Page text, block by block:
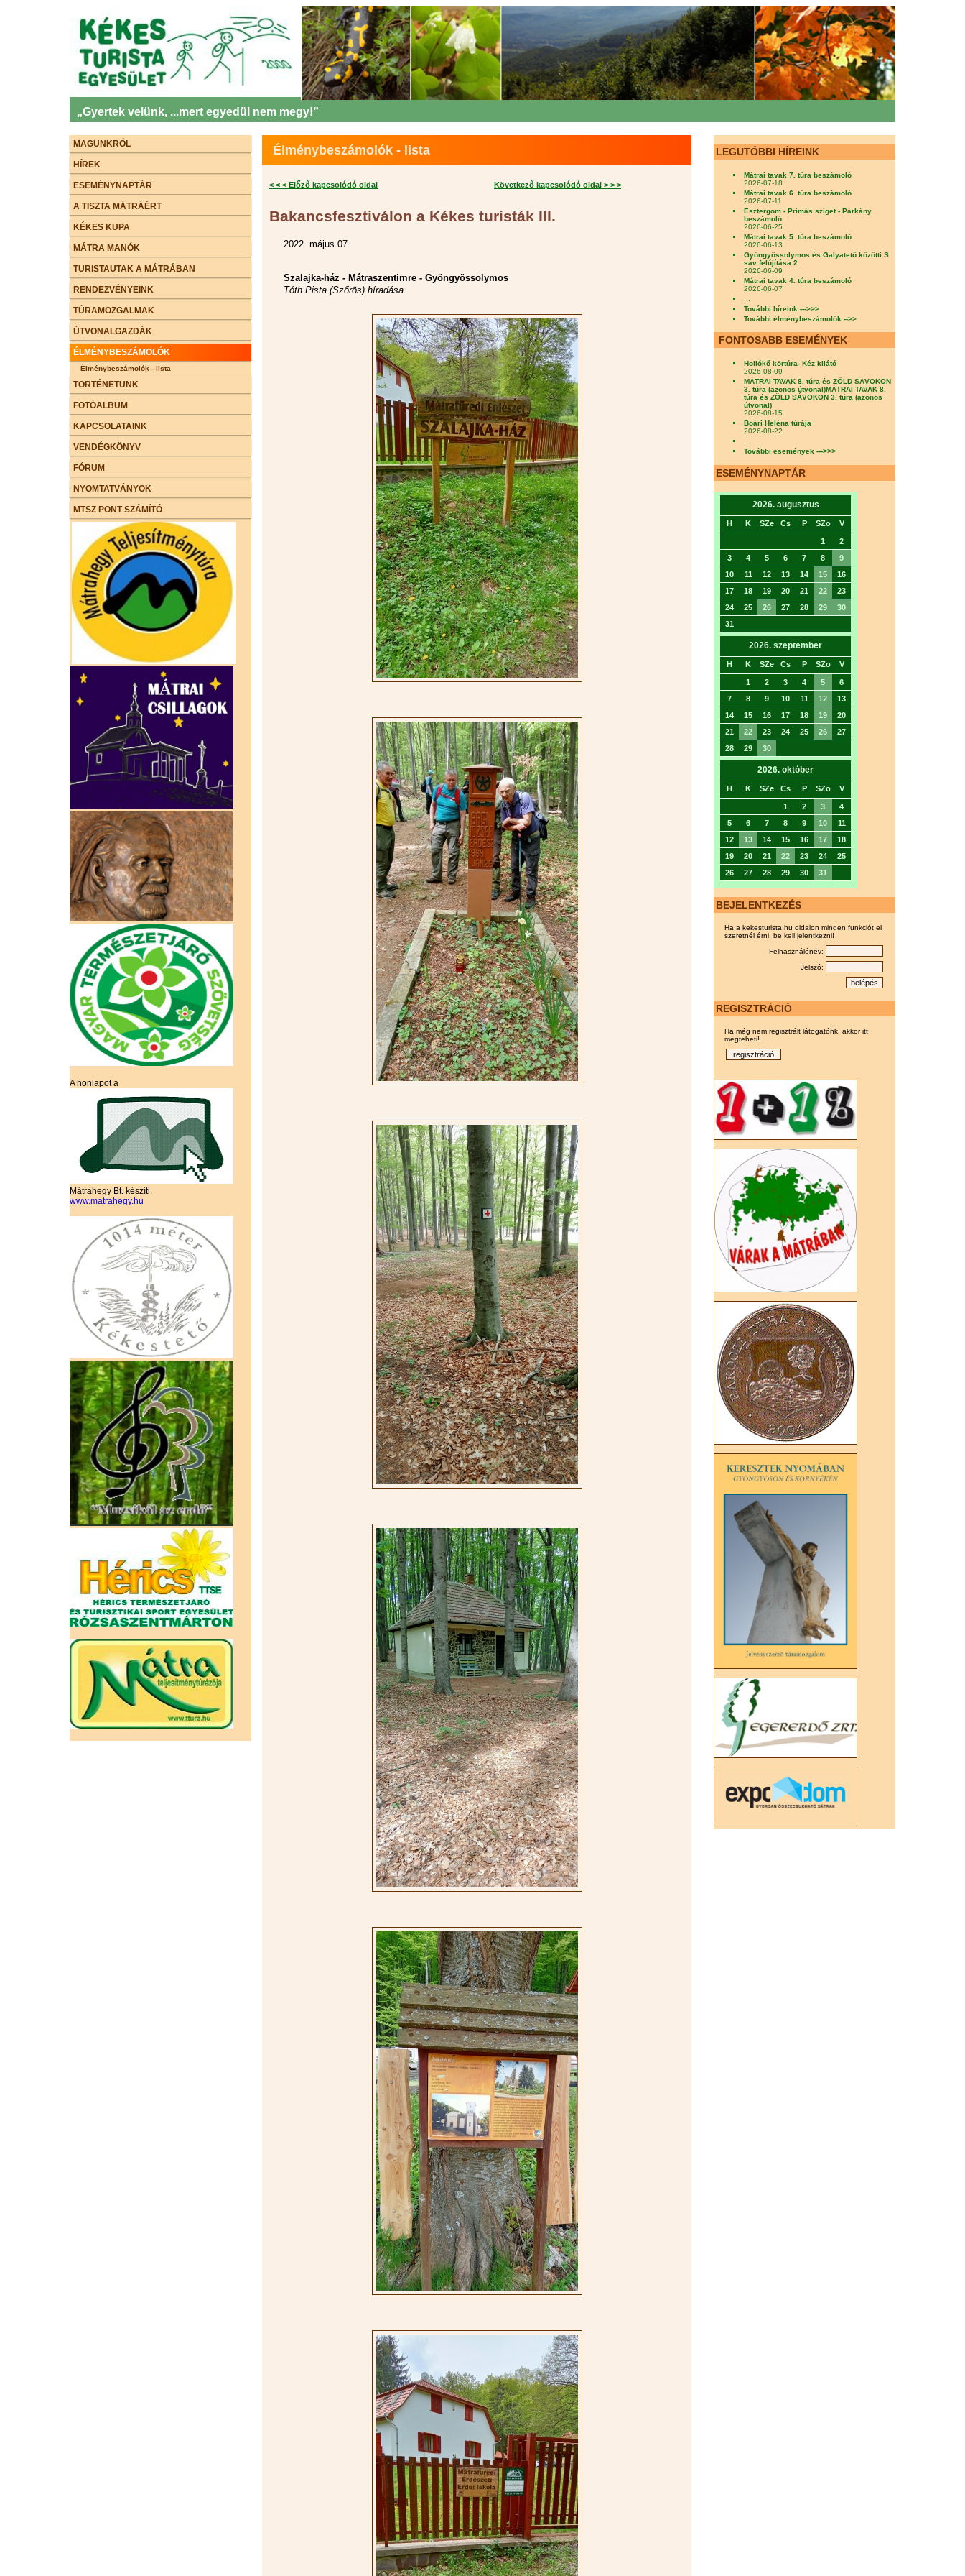
„Gyertek velünk, ...mert egyedül nem megy!”
MAGUNKRÓL
HÍREK
ESEMÉNYNAPTÁR
A TISZTA MÁTRÁÉRT
KÉKES KUPA
MÁTRA MANÓK
TURISTAUTAK A MÁTRÁBAN
RENDEZVÉNYEINK
TÚRAMOZGALMAK
ÚTVONALGAZDÁK
ÉLMÉNYBESZÁMOLÓK
Élménybeszámolók - lista
TÖRTÉNETÜNK
FOTÓALBUM
KAPCSOLATAINK
VENDÉGKÖNYV
FÓRUM
NYOMTATVÁNYOK
MTSZ PONT SZÁMÍTÓ
A honlapot a
Mátrahegy Bt. készíti.
www.matrahegy.hu
Élménybeszámolók - lista
< < < Előző kapcsolódó oldal Következő kapcsolódó oldal > > >
Bakancsfesztiválon a Kékes turisták III.
2022. május 07.
Szalajka-ház - Mátraszentimre - Gyöngyössolymos
Tóth Pista (Szőrös) híradása
LEGUTÓBBI HÍREINK
Mátrai tavak 7. túra beszámoló
2026-07-18
Mátrai tavak 6. túra beszámoló
2026-07-11
Esztergom - Prímás sziget - Párkány
beszámoló
2026-06-25
Mátrai tavak 5. túra beszámoló
2026-06-13
Gyöngyössolymos és Galyatető közötti S
sáv felújítása 2.
2026-06-09
Mátrai tavak 4. túra beszámoló
2026-06-07
További híreink --->>>
További élménybeszámolók -->>
FONTOSABB ESEMÉNYEK
Hollókő körtúra- Kéz kilátó
2026-08-09
MÁTRAI TAVAK 8. túra és ZÖLD SÁVOKON
3. túra (azonos útvonal)MÁTRAI TAVAK 8.
túra és ZÖLD SÁVOKON 3. túra (azonos
útvonal)
2026-08-15
Boári Heléna túrája
2026-08-22
...
További események --->>>
ESEMÉNYNAPTÁR
2026. augusztus
H K SZe Cs P SZo V
1
2
3
4 5 6 7 8
9
10
11 12 13 14 15
16
17
18 19 20 21 22
23
24
25 26 27 28 29
30
31
2026. szeptember
H K SZe Cs P SZo V
1 2 3 4 5
6
7
8 9 10 11 12
13
14
15 16 17 18 19
20
21
22 23 24 25 26
27
28
29 30
2026. október
H K SZe Cs P SZo V
1 2 3
4
5
6 7 8 9 10
11
12
13 14 15 16 17
18
19
20 21 22 23 24
25
26
27 28 29 30 31
BEJELENTKEZÉS
Ha a kekesturista.hu oldalon minden funkciót el
szeretnél érni, be kell jelentkezni!
Felhasználónév:
Jelszó:
REGISZTRÁCIÓ
Ha még nem regisztrált látogatónk, akkor itt
megteheti!